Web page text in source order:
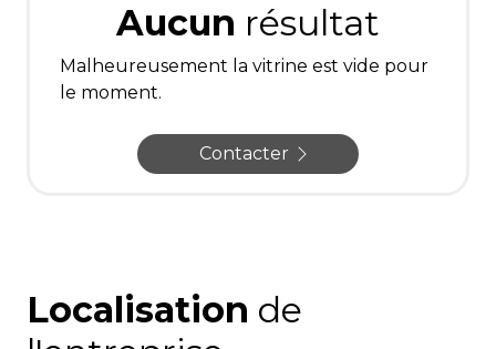
Aucun résultat
Malheureusement la vitrine est vide pour
le moment.
Contacter
Localisation de